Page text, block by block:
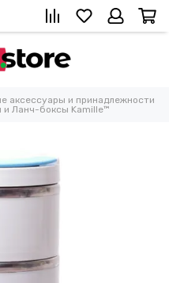
аксессуары и принадлежности
и Ланч-боксы Kamille™